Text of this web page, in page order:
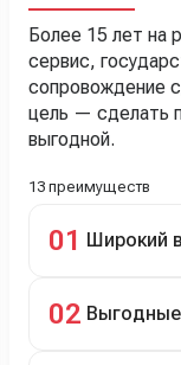
Более 15 лет на
сервис,
сопровождение
цель — сделать
выгодной.
13 преимуществ
01 Широкий
подержанные
02